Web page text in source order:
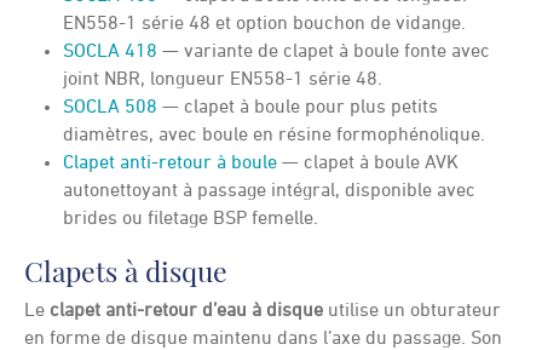
EN558-1 série 48 et option bouchon de vidange.
SOCLA 418 — variante de clapet à boule fonte avec
joint NBR, longueur EN558-1 série 48.
SOCLA 508 — clapet à boule pour plus petits
diamètres, avec boule en résine formophénolique.
Clapet anti-retour à boule — clapet à boule AVK
autonettoyant à passage intégral, disponible avec
brides ou filetage BSP femelle.
Clapets à disque
Le clapet anti-retour d’eau à disque utilise un obturateur
en forme de disque maintenu dans l’axe du passage. Son